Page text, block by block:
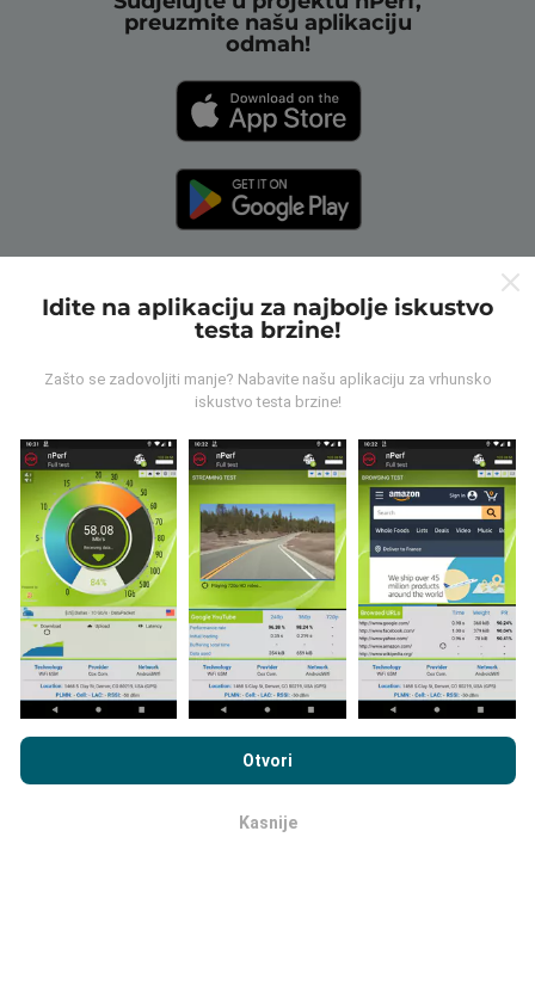
preuzmite našu aplikaciju
odmah!
Kako rade nPerf karte?
Odakle dolaze podaci?
Podaci se prikupljaju iz testova koje su proveli korisnici
nPerf aplikacije. Ovo su ispitivanja koja se sprovode u
stvarnim uslovima, direktno na terenu. Ako se i vi
želite uključiti, samo trebate preuzeti aplikaciju nPerf
na svoj pametni telefon.Što više podataka ima, to će
karte biti sveobuhvatnije!
Idite na aplikaciju za najbolje iskustvo
testa brzine!
Zašto se zadovoljiti manje? Nabavite našu aplikaciju za vrhunsko
iskustvo testa brzine!
Otvori
Kasnije
privatnosti i upotrebi kolačićakao i naš nPerf test
licenci za krajnjeg korisnika.
ok